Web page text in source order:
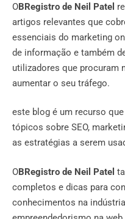
OBRegistro de Neil Patel
artigos relevantes que
essenciais do marketing
de informação e também
utilizadores que procuram
aumentar o seu tráfego.
este blog é um recurso
tópicos sobre SEO,
as estratégias a serem
OBRegistro de Neil Patel
completos e dicas para
conhecimentos na